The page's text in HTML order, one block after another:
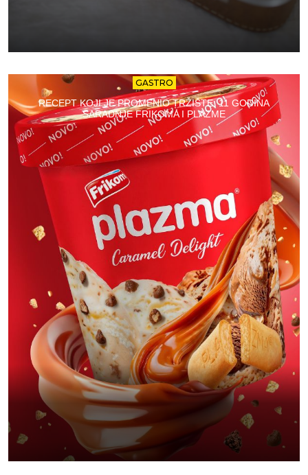
GASTRO
RECEPT KOJI JE PROMENIO TRŽIŠTE: 11 GODINA
SARADNJE FRIKOMA I PLAZME